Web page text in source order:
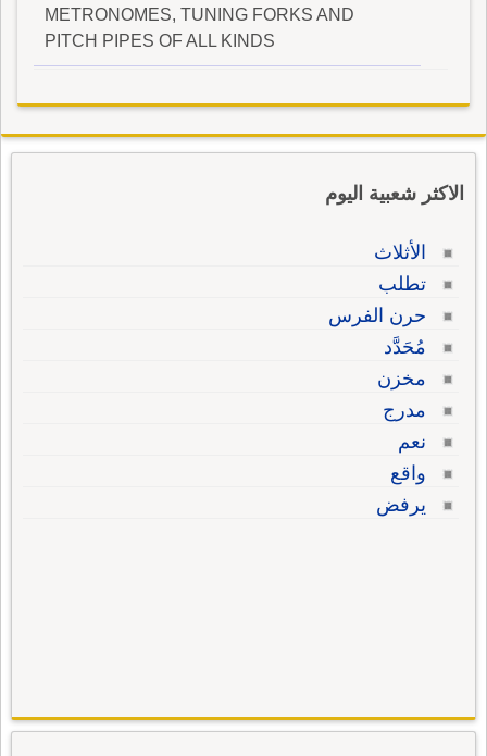
METRONOMES, TUNING FORKS AND
PITCH PIPES OF ALL KINDS
الاكثر شعبية اليوم
الأثلاث
تطلب
حرن الفرس
مُحَدَّد
مخزن
مدرج
نعم
واقع
يرفض